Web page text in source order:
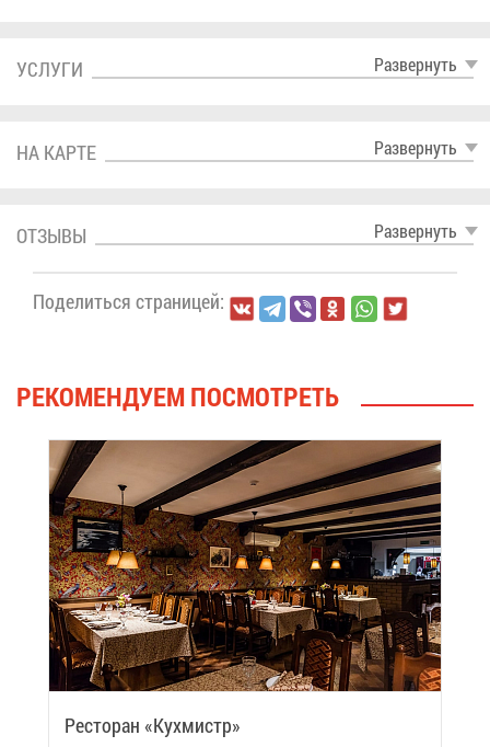
Раз­вер­нуть
УСЛУ­ГИ
Раз­вер­нуть
НА КАР­ТЕ
Раз­вер­нуть
ОТ­ЗЫ­ВЫ
По­де­лить­ся стра­ни­цей:
РЕ­КО­МЕН­ДУ­ЕМ ПО­СМОТ­РЕТЬ
Ре­сто­ран «Кух­мистр»